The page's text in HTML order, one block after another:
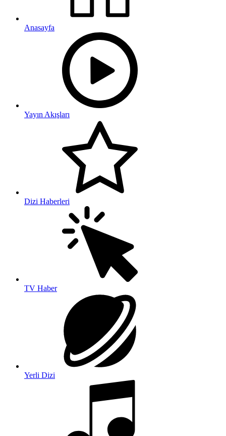
Anasayfa
Yayın Akışları
Dizi Haberleri
TV Haber
Yerli Dizi